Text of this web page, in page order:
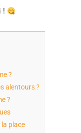
!
?
alentours ?
?
place